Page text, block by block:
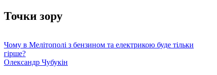
Точки зору
Чому в Мелітополі з бензином та електрикою буде тільки
гірше?
Олександр Чубукін